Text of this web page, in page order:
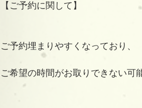
【ご予約に関して】
ご予約埋まりやすくなっており、
ご希望の時間がお取りできない可